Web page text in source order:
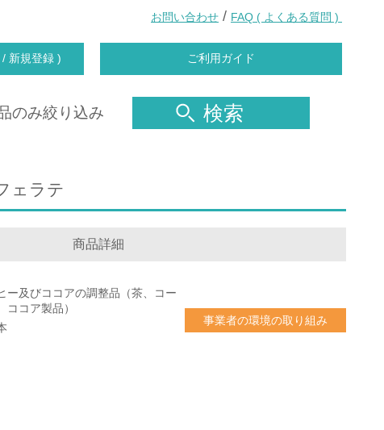
お問い合わせ / FAQ ( よくある質問 )
新規登録 ) ご利用ガイド
のみ絞り込み 検索
ェラテ
商品詳細
ー及びココアの調整品（茶、コー
ココア製品）
事業者の環境の取り組み